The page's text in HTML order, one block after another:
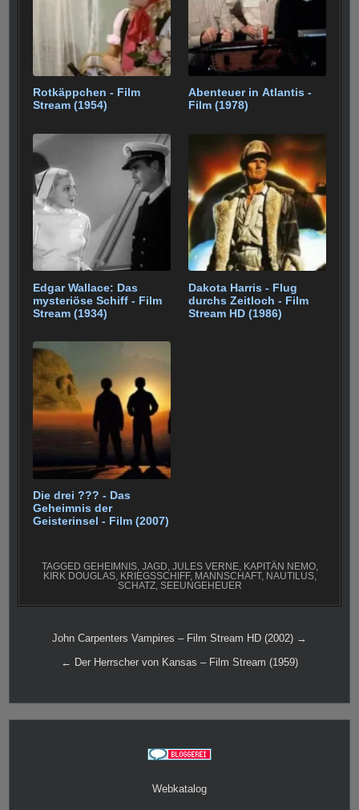
Rotkäppchen - Film
Stream (1954)
Abenteuer in Atlantis -
Film (1978)
Edgar Wallace: Das
mysteriöse Schiff - Film
Stream (1934)
Dakota Harris - Flug
durchs Zeitloch - Film
Stream HD (1986)
Die drei ??? - Das
Geheimnis der
Geisterinsel - Film (2007)
TAGGED GEHEIMNIS, JAGD JULES VERNE, KAPITÄN NEMO,
KIRK DOUGLAS, KRIEGSSCHIFF, MANNSCHAFT, NAUTILUS,
SCHATZ, SEEUNGEHEUER
Beitragsnavigation
John Carpenters Vampires – Film Stream HD (2002) →
← Der Herrscher von Kansas – Film Stream (1959)
Webkatalog